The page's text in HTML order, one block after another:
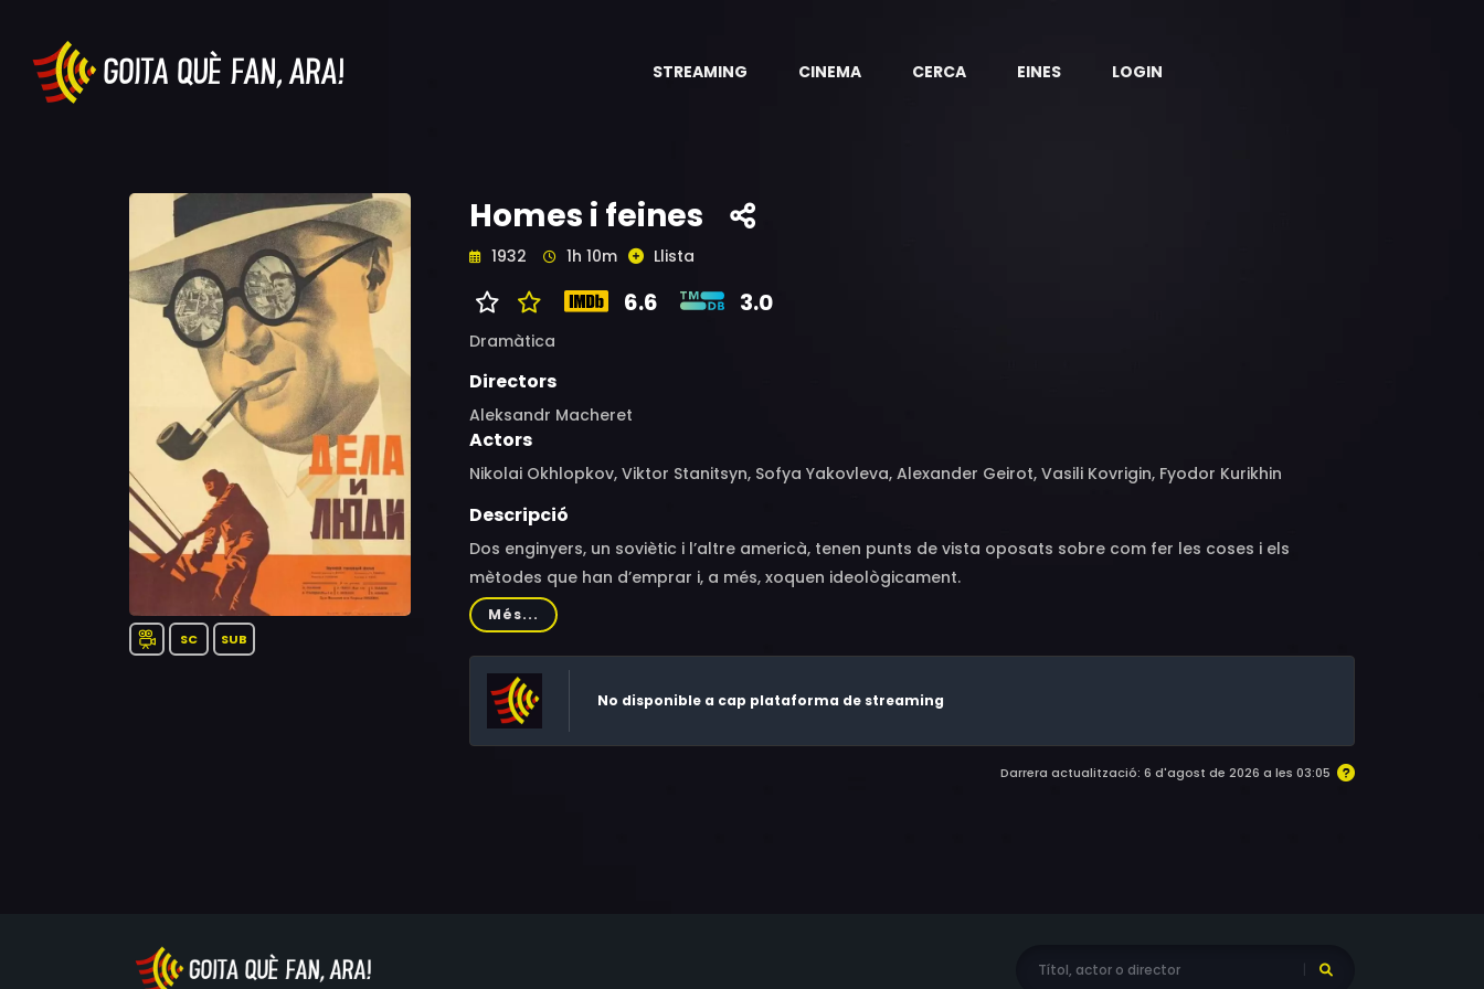
STREAMING CINEMA CERCA EINES LOGIN
SC SUB
Homes i feines
1932 1h 10m Llista
6.6 3.0
Dramàtica
Directors
Aleksandr Macheret
Actors
Nikolai Okhlopkov, Viktor Stanitsyn, Sofya Yakovleva, Alexander Geirot, Vasili Kovrigin, Fyodor Kurikhin
Descripció
Dos enginyers, un soviètic i l’altre americà, tenen punts de vista oposats sobre com fer les coses i els
mètodes que han d’emprar i, a més, xoquen ideològicament.
Més...
No disponible a cap plataforma de streaming
Darrera actualització: 6 d'agost de 2026 a les 03:05